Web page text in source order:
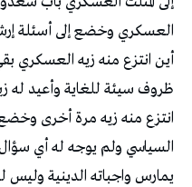
العسكري وخضع إلى أسئلة
ظروف سيئة للغاية وأعيد له
انتزع منه زيه مرة أخرى
السياسي ولم يوجه له أي
يمارس واجباته الدينية